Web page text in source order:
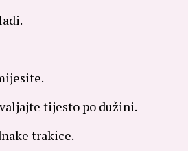
tijesto po dužini.
trakice.